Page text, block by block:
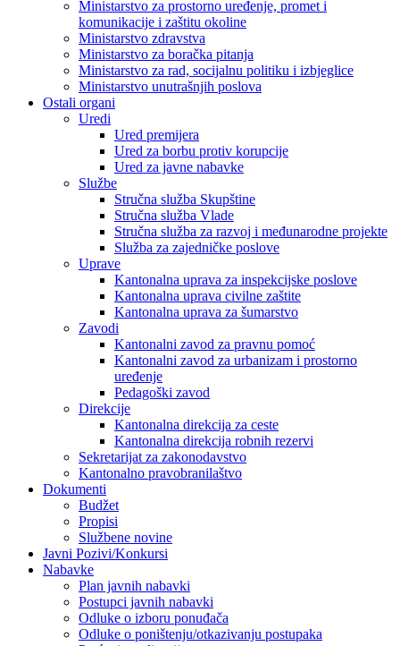
Ministarstvo za prostorno uređenje, promet i
komunikacije i zaštitu okoline
Ministarstvo zdravstva
Ministarstvo za boračka pitanja
Ministarstvo za rad, socijalnu politiku i izbjeglice
Ministarstvo unutrašnjih poslova
Ostali organi
Uredi
Ured premijera
Ured za borbu protiv korupcije
Ured za javne nabavke
Službe
Stručna služba Skupštine
Stručna služba Vlade
Stručna služba za razvoj i međunarodne projekte
Služba za zajedničke poslove
Uprave
Kantonalna uprava za inspekcijske poslove
Kantonalna uprava civilne zaštite
Kantonalna uprava za šumarstvo
Zavodi
Kantonalni zavod za pravnu pomoć
Kantonalni zavod za urbanizam i prostorno
uređenje
Pedagoški zavod
Direkcije
Kantonalna direkcija za ceste
Kantonalna direkcija robnih rezervi
Sekretarijat za zakonodavstvo
Kantonalno pravobranilaštvo
Dokumenti
Budžet
Propisi
Službene novine
Javni Pozivi/Konkursi
Nabavke
Plan javnih nabavki
Postupci javnih nabavki
Odluke o izboru ponuđača
Odluke o poništenju/otkazivanju postupaka